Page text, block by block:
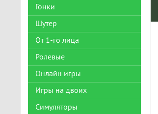
Гонки
Шутер
От 1-го лица
Ролевые
Онлайн игры
Игры на двоих
Симуляторы